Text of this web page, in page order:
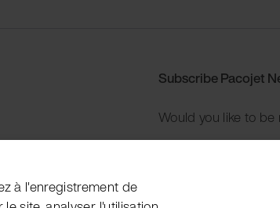
Subscribe Pacojet
Would you like to
à l'enregistrement de